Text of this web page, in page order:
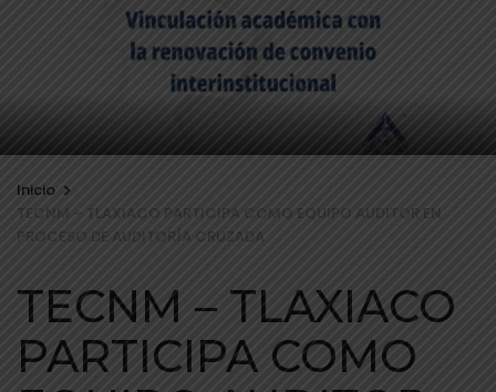
Inicio >
TECNM – TLAXIACO PARTICIPA COMO EQUIPO AUDITOR EN
PROCESO DE AUDITORÍA CRUZADA
TECNM – TLAXIACO
PARTICIPA COMO